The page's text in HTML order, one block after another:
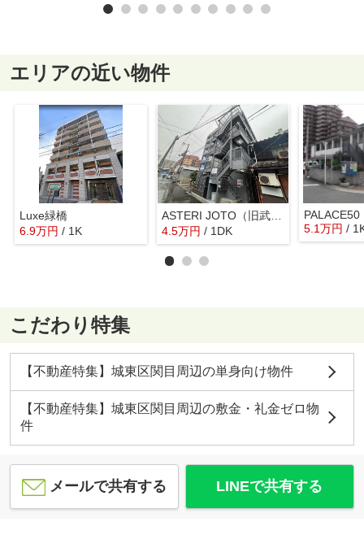
エリアの近い物件
Luxe緑橋
6.9万円 / 1K
ASTERI JOTO（旧武田第３マンション）
4.5万円 / 1DK
PALACE50
5.1万円 /
こだわり特集
【不動産特集】城東区関目周辺の単身向け物件
【不動産特集】城東区関目周辺の敷金・礼金ゼロ物
件
メールで共有する LINEで共有する